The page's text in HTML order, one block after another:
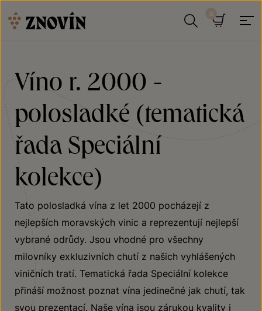
Víno r. 2000 -
polosladké (tematická
řada Speciální
kolekce)
Tato polosladká vína z let 2000 pocházejí z
nejlepších moravských vinic a reprezentují nejlepší
vybrané odrůdy. Jsou vhodné pro všechny
milovníky exkluzivních chutí z našich vyhlášených
viničních tratí. Tematická řada Speciální kolekce
přináší možnost poznat vína jedinečné jak chutí, tak
svou prezentací. Naše vína jsou zárukou kvality i